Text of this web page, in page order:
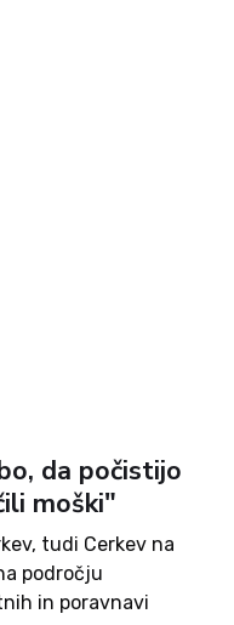
da počistijo
moški"
tudi Cerkev na
področju
in poravnavi